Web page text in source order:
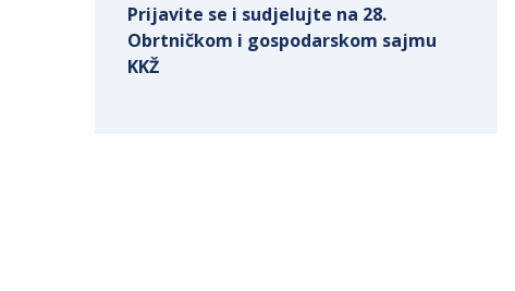
Prijavite se i sudjelujte na 28.
Obrtničkom i gospodarskom sajmu
KKŽ